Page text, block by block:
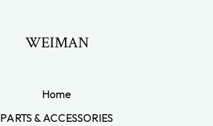
WEIMAN
Home
PARTS & ACCESSORIES